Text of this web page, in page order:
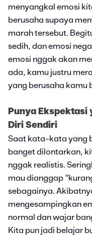
menyangkal emosi
berusaha supaya
marah tersebut.
sedih, dan emosi
emosi nggak akan
ada, kamu justru
yang berusaha kamu
Punya Ekspektasi
Diri Sendiri
Saat kata-kata yang
banget dilontarkan,
nggak realistis.
mau dianggap
sebagainya.
mengesampingkan
normal dan wajar
Kita pun jadi belajar